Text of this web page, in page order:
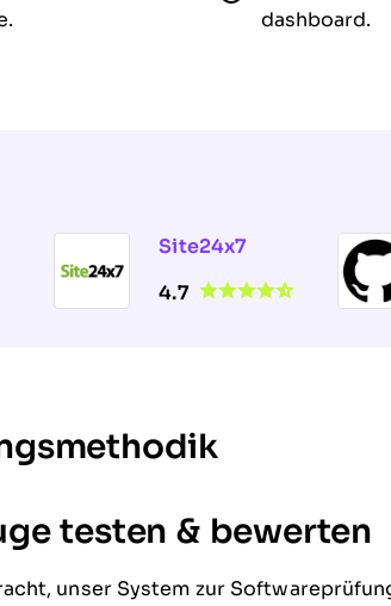
dashboard.
Site24x7
4.7
testen & bewerten
unser System zur